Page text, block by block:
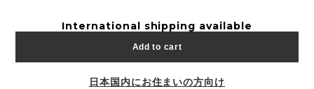
International shipping available
Add to cart
日本国内にお住まいの方向け